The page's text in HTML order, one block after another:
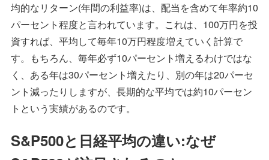
均的なリターン(年間の利益率)は、配当を含めて年率約10
パーセント程度と言われています。これは、100万円を投
資すれば、平均して毎年10万円程度増えていく計算で
す。もちろん、毎年必ず10パーセント増えるわけではな
く、ある年は30パーセント増えたり、別の年は20パーセ
ント減ったりしますが、長期的な平均では約10パーセン
トという実績があるのです。
S&P500と日経平均の違い:なぜ